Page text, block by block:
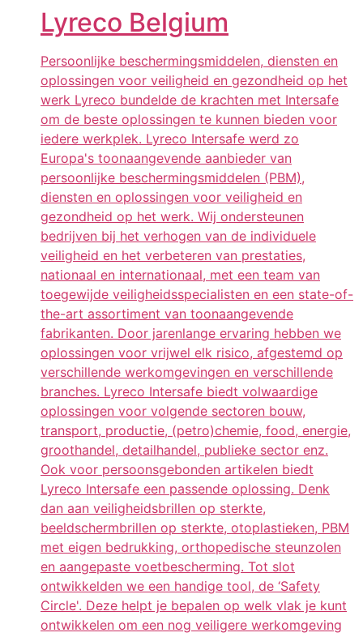
Lyreco Belgium
Persoonlijke beschermingsmiddelen, diensten en
oplossingen voor veiligheid en gezondheid op het
werk Lyreco bundelde de krachten met Intersafe
om de beste oplossingen te kunnen bieden voor
iedere werkplek. Lyreco Intersafe werd zo
Europa's toonaangevende aanbieder van
persoonlijke beschermingsmiddelen (PBM),
diensten en oplossingen voor veiligheid en
gezondheid op het werk. Wij ondersteunen
bedrijven bij het verhogen van de individuele
veiligheid en het verbeteren van prestaties,
nationaal en internationaal, met een team van
toegewijde veiligheidsspecialisten en een state-of-
the-art assortiment van toonaangevende
fabrikanten. Door jarenlange ervaring hebben we
oplossingen voor vrijwel elk risico, afgestemd op
verschillende werkomgevingen en verschillende
branches. Lyreco Intersafe biedt volwaardige
oplossingen voor volgende sectoren bouw,
transport, productie, (petro)chemie, food, energie,
groothandel, detailhandel, publieke sector enz.
Ook voor persoonsgebonden artikelen biedt
Lyreco Intersafe een passende oplossing. Denk
dan aan veiligheidsbrillen op sterkte,
beeldschermbrillen op sterkte, otoplastieken, PBM
met eigen bedrukking, orthopedische steunzolen
en aangepaste voetbescherming. Tot slot
ontwikkelden we een handige tool, de ‘Safety
Circle'. Deze helpt je bepalen op welk vlak je kunt
ontwikkelen om een nog veiligere werkomgeving